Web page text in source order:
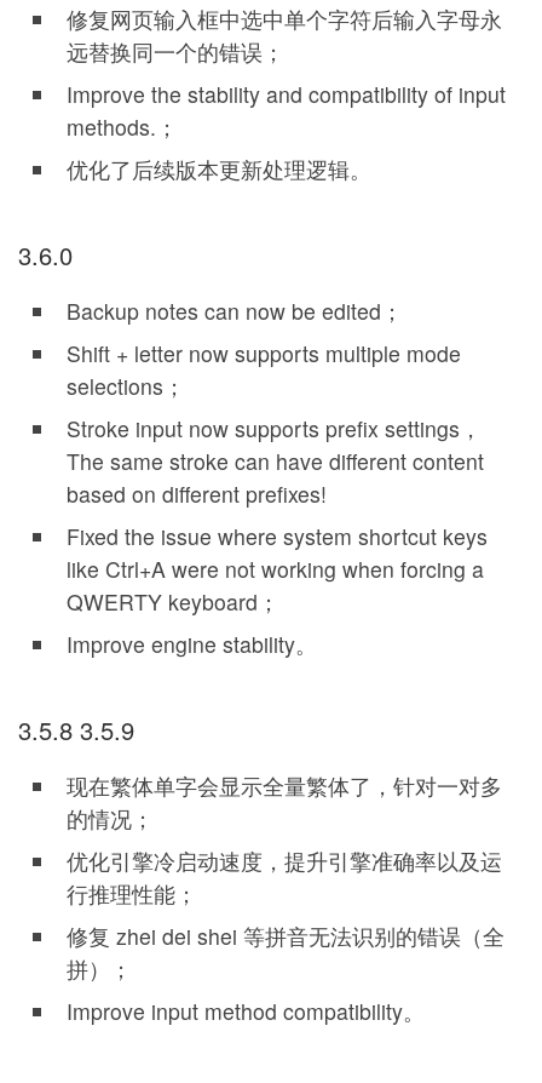
修复网页输入框中选中单个字符后输入字母永
远替换同一个的错误；
Improve the stability and compatibility of input
methods.；
优化了后续版本更新处理逻辑。
3.6.0
Backup notes can now be edited；
Shift + letter now supports multiple mode
selections；
Stroke input now supports prefix settings，
The same stroke can have different content
based on different prefixes!
Fixed the issue where system shortcut keys
like Ctrl+A were not working when forcing a
QWERTY keyboard；
Improve engine stability。
3.5.8 3.5.9
现在繁体单字会显示全量繁体了，针对一对多
的情况；
优化引擎冷启动速度，提升引擎准确率以及运
行推理性能；
修复 zhei dei shei 等拼音无法识别的错误（全
拼）；
Improve input method compatibility。